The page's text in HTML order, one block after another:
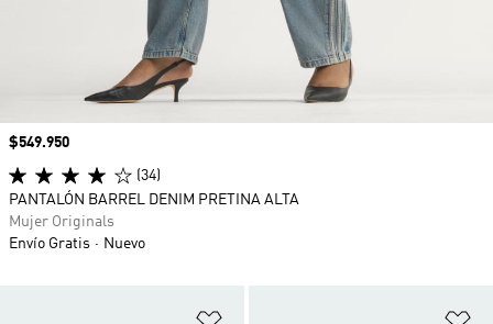
Precio
$549.950
(34)
PANTALÓN BARREL DENIM PRETINA ALTA
Mujer Originals
Envío Gratis
Nuevo